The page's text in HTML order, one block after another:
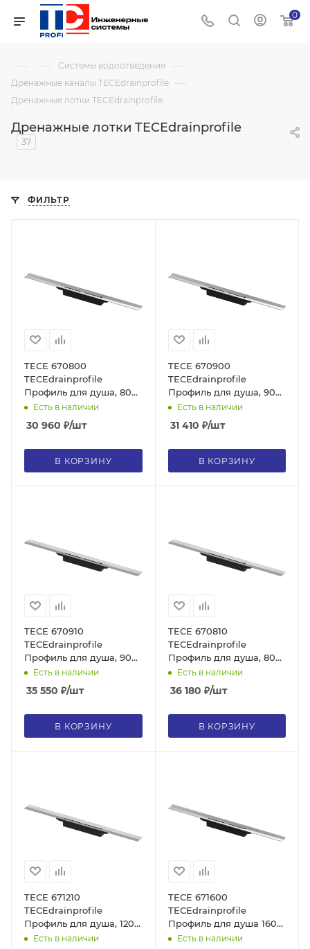
0
— — Системы водоотведения —
Дренажные каналы TECEdrainprofile —
Дренажные лотки TECEdrainprofile
Дренажные лотки TECEdrainprofile
37
ФИЛЬТР
TECE 670800
TECEdrainprofile
Профиль для душа, 80
см, сатин, без сифона
Есть в наличии
30 960 ₽/шт
В КОРЗИНУ
TECE 670900
TECEdrainprofile
Профиль для душа, 90
см, сатин, без сифона
Есть в наличии
31 410 ₽/шт
В КОРЗИНУ
TECE 670910
TECEdrainprofile
Профиль для душа, 90
см, хром глянец, без
Есть в наличии
35 550 ₽/шт
В КОРЗИНУ
TECE 670810
TECEdrainprofile
Профиль для душа, 80
см, хром глянец, без
Есть в наличии
36 180 ₽/шт
В КОРЗИНУ
TECE 671210
TECEdrainprofile
Профиль для душа, 120
см, хром глянец, без
Есть в наличии
TECE 671600
TECEdrainprofile
Профиль для душа 160
см, сатин, без сифона
Есть в наличии